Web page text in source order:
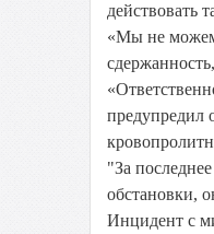
действовать
«Мы не можем
предупредил
"За
обстановки,
Инцидент с